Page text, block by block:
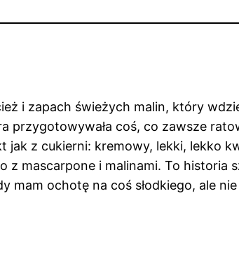
i zapach świeżych malin, który
przygotowywała coś, co zawsze
jak z cukierni: kremowy, lekki, lekko
z mascarpone i malinami. To
mam ochotę na coś słodkiego, ale